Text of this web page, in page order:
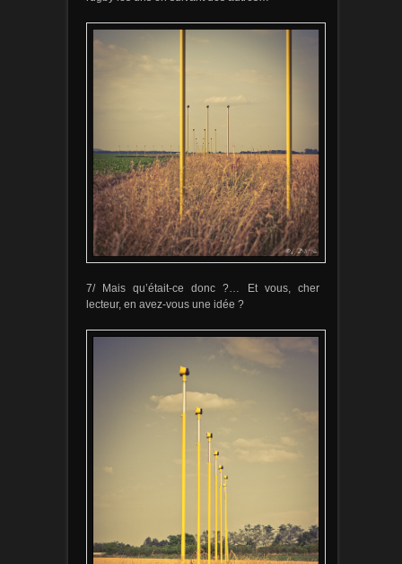
7/ Mais qu’était-ce donc ?… Et vous, cher
lecteur, en avez-vous une idée ?